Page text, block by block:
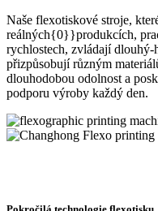
Naše flexotiskové stroje,
reálných{0}}produkcích,
rychlostech, zvládají
přizpůsobují různým
dlouhodobou odolnost a
podporu výroby každý den.